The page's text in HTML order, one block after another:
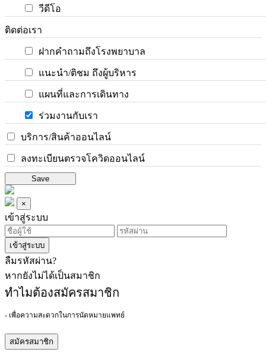
วีดีโอ
ติดต่อเรา
ฝากคำถามถึงโรงพยาบาล
แนะนำ/ติชม ถึงผู้บริหาร
แผนที่และการเดินทาง
ร่วมงานกับเรา
บริการ/สินค้าออนไลน์
ลงทะเบียนตรวจโควิดออนไลน์
Save
×
เข้าสู่ระบบ
เข้าสู่ระบบ
ลืมรหัสผ่าน?
หากยังไม่ได้เป็นสมาชิก
ทำไมต้องสมัครสมาชิก
- เพื่อความสะดวกในการนัดหมายแพทย์
สมัครสมาชิก